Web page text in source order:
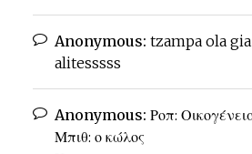
Anonymous: tzampa ola
alitesssss
Anonymous: Ροπ:
Μπιθ: ο κώλος